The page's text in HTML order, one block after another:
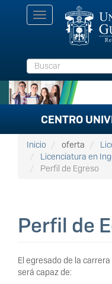
Toggle
navigation
Buscar
CENTRO
Inicio oferta
Licenciatura en
Perfil de Egreso
Perfil de
El egresado de la
será capaz de: